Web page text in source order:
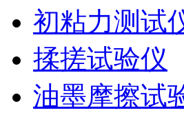
初粘力测试
揉搓试验仪
油墨摩擦试